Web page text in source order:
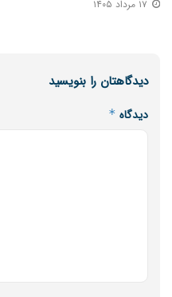
دیدگاهتان را بنویسید
دیدگاه *